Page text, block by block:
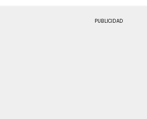
PUBLICIDAD